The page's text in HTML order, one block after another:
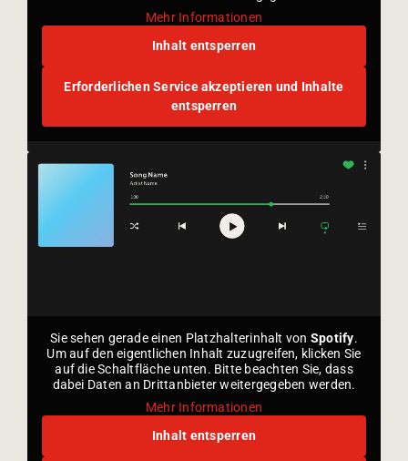
Mehr Informationen
Inhalt entsperren
Erforderlichen Service akzeptieren und Inhalte
entsperren
Sie sehen gerade einen Platzhalterinhalt von Spotify.
Um auf den eigentlichen Inhalt zuzugreifen, klicken Sie
auf die Schaltfläche unten. Bitte beachten Sie, dass
dabei Daten an Drittanbieter weitergegeben werden.
Mehr Informationen
Inhalt entsperren